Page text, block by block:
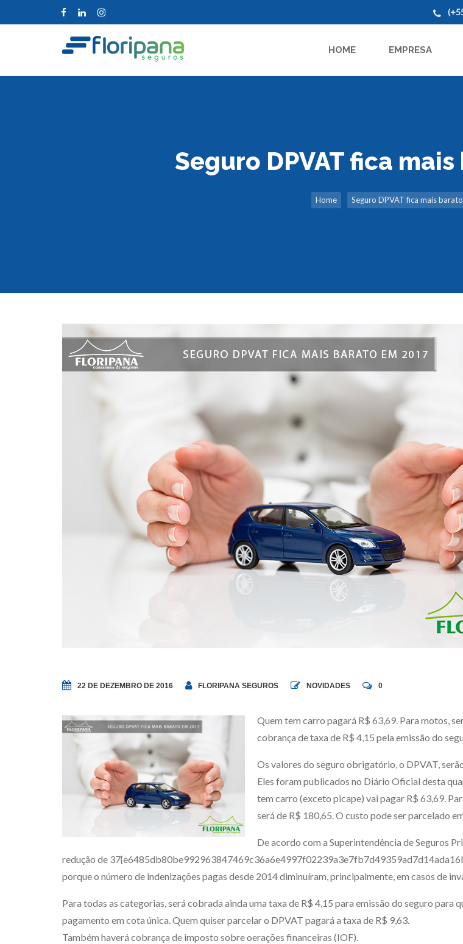
HOME EMPRESA
Seguro DPVAT fica
Home Seguro DPVAT fica mais
22 DE DEZEMBRO DE 2016 FLORIPANA SEGUROS NOVIDADES 0
Quem tem carro pagará R$ 63,69. Para motos,
cobrança de taxa de R$ 4,15 pela emissão do
Os valores do seguro obrigatório, o DPVAT,
Eles foram publicados no Diário Oficial desta
tem carro (exceto picape) vai pagar R$ 63,69.
será de R$ 180,65. O custo pode ser parcelado
De acordo com a Superintendência de Seguros
redução de
porque o número de indenizações pagas desde 2014 diminuíram, principalmente, em casos de
Para todas as categorias, será cobrada ainda uma taxa de R$ 4,15 para emissão do seguro para
pagamento em cota única. Quem quiser parcelar o DPVAT pagará a taxa de R$ 9,63.
Também haverá cobrança de imposto sobre oerações financeiras (IOF).